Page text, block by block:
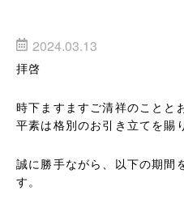
2024.03.13
拝啓
時下ますますご清祥のことと
平素は格別のお引き立てを賜
誠に勝手ながら、以下の期間
す。